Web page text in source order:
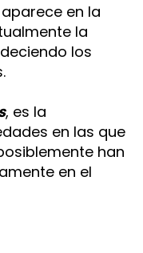
en la
la
los
, es la
en las que
han
en el